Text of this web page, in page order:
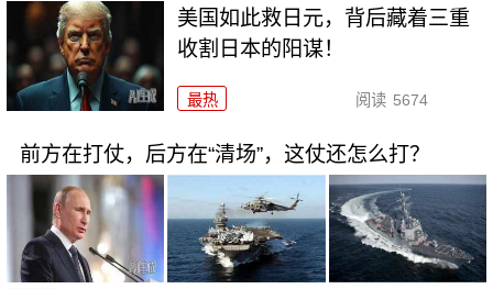
美国如此救日元，背后藏着三重
收割日本的阳谋！
最热 阅读 5674
前方在打仗，后方在“清场”，这仗还怎么打？